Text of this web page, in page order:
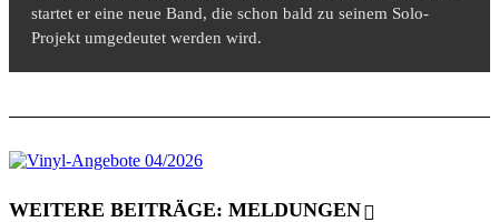
startet er eine neue Band, die schon bald zu seinem Solo-
Projekt umgedeutet werden wird.
WEITERE BEITRÄGE: MELDUNGEN